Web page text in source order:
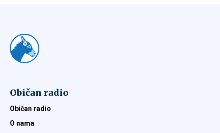
Običan radio
Običan radio
O nama